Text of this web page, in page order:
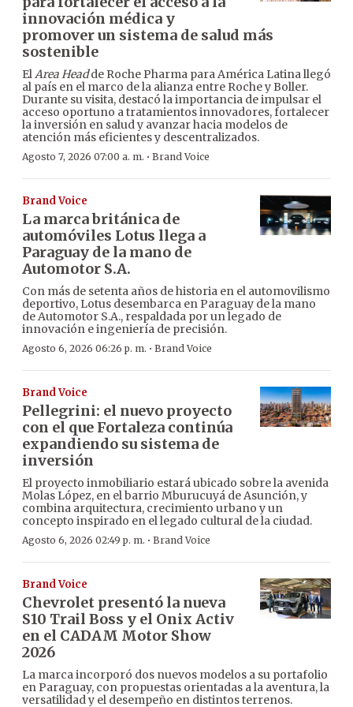
innovación médica y
promover un sistema de salud más
sostenible
ElArea Headde Roche Pharma para América Latina llegó
al país en el marco de la alianza entre Roche y Boller.
Durante su visita, destacó la importancia de impulsar el
acceso oportuno a tratamientos innovadores, fortalecer
la inversión en salud y avanzar hacia modelos de
atención más eficientes y descentralizados.
Agosto 7, 2026 07:00 a. m. · Brand Voice
Brand Voice
La marca británica de
automóviles Lotus llega a
Paraguay de la mano de
Automotor S.A.
Con más de setenta años de historia en el automovilismo
deportivo, Lotus desembarca en Paraguay de la mano
de Automotor S.A., respaldada por un legado de
innovación e ingeniería de precisión.
Agosto 6, 2026 06:26 p. m. · Brand Voice
Brand Voice
Pellegrini: el nuevo proyecto
con el que Fortaleza continúa
expandiendo su sistema de
inversión
El proyecto inmobiliario estará ubicado sobre la avenida
Molas López, en el barrio Mburucuyá de Asunción, y
combina arquitectura, crecimiento urbano y un
concepto inspirado en el legado cultural de la ciudad.
Agosto 6, 2026 02:49 p. m. · Brand Voice
Brand Voice
Chevrolet presentó la nueva
S10 Trail Boss y el Onix Activ
en el CADAM Motor Show
2026
La marca incorporó dos nuevos modelos a su portafolio
en Paraguay, con propuestas orientadas a la aventura, la
versatilidad y el desempeño en distintos terrenos.